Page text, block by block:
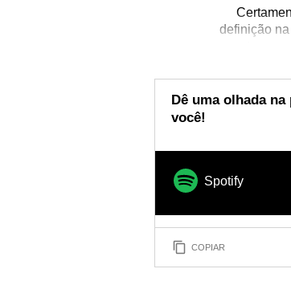
definição
tem
nós assim
nome e a
Dê uma olhada
você!
Spotify
COPIAR